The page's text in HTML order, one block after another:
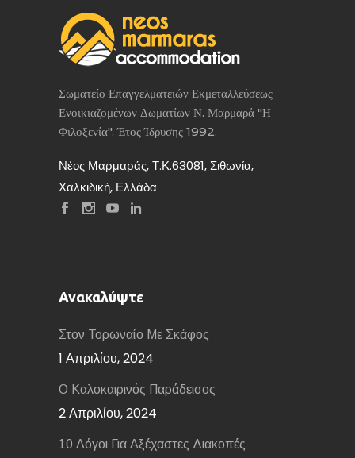
Σωματείο Επαγγελματειών Εκμεταλλεύσεως
Ενοικιαζομένων Δωματίων Ν. Μαρμαρά "Η
Φιλοξενία". Έτος Ίδρυσης 1992.
Νέος Μαρμαράς, Τ.Κ.63081, Σιθωνία,
Χαλκιδική, Ελλάδα
Ανακαλύψτε
Στον Τορωναίο Με Σκάφος
1 Απριλίου, 2024
Ο Καλοκαιρινός Παράδεισος
2 Απριλίου, 2024
10 Λόγοι Για Αξέχαστες Διακοπές